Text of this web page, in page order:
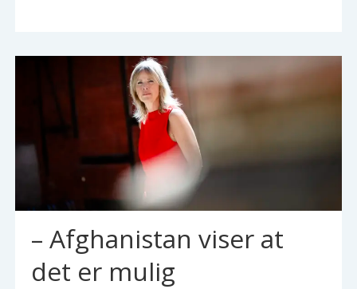
– Afghanistan viser at
det er mulig